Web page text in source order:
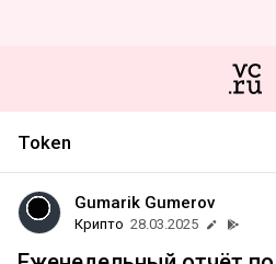
Token
Gumarik Gumerov
Крипто 28.03.2025